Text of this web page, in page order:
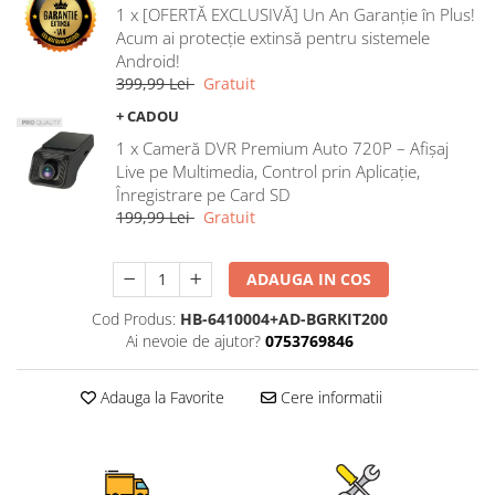
Rame adaptoare Ford
Rame adaptoare M-Benz
Rame adaptoare Opel
Rame adaptoare Skoda
Rame adaptoare Suzuki
Rame adaptoare Dacia
Rame adaptoare Audi
Rame adaptoare Renault
1 x [OFERTĂ EXCLUSIVĂ] Un An Garanție în Plus!
Acum ai protecție extinsă pentru sistemele
Android!
399,99 Lei Gratuit
+ CADOU
1 x Cameră DVR Premium Auto 720P – Afișaj
Live pe Multimedia, Control prin Aplicație,
Înregistrare pe Card SD
199,99 Lei Gratuit
ADAUGA IN COS
Cod Produs: HB-6410004+AD-BGRKIT200
Ai nevoie de ajutor? 0753769846
Adauga la Favorite Cere informatii